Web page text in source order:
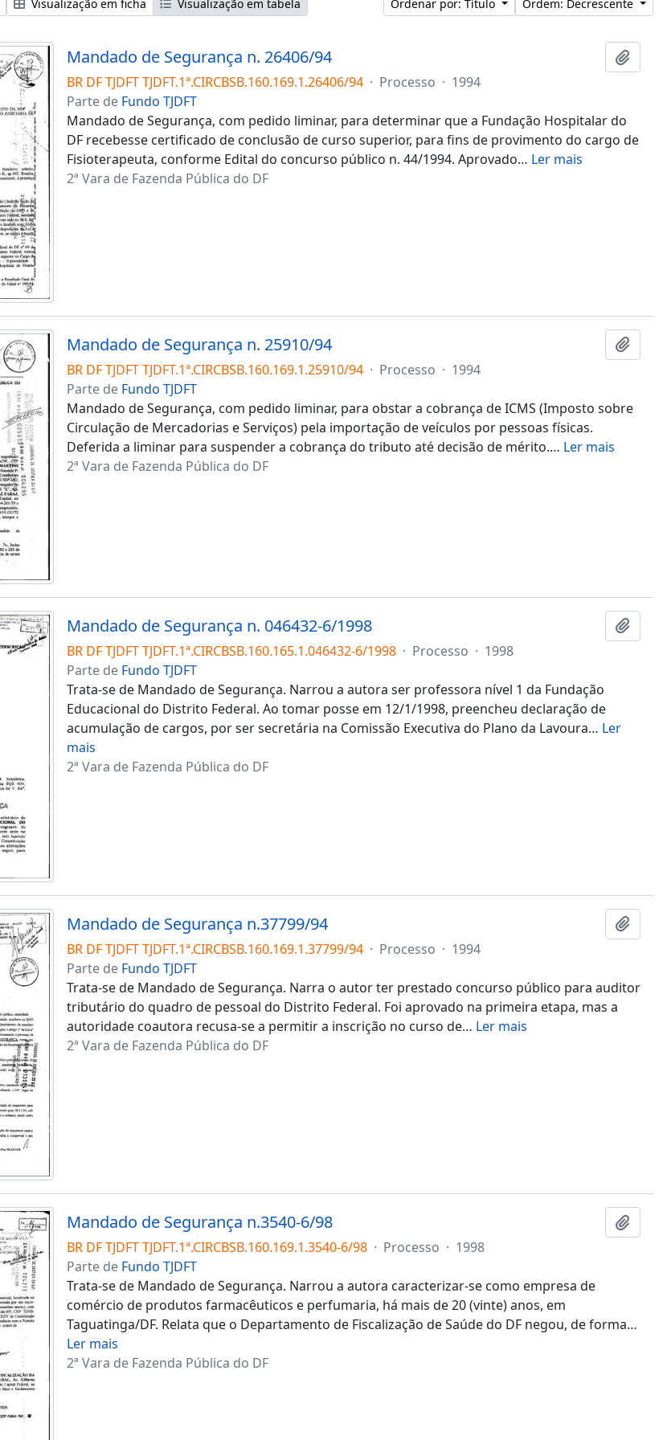
Visualização em ficha Visualização em tabela Ordenar por: Título Ordem: Decrescente
Mandado de Segurança n. 26406/94
BR DF TJDFT TJDFT.1ª.CIRCBSB.160.169.1.26406/94 · Processo · 1994
Parte de Fundo TJDFT
Mandado de Segurança, com pedido liminar, para determinar que a Fundação Hospitalar do
DF recebesse certificado de conclusão de curso superior, para fins de provimento do cargo de
Fisioterapeuta, conforme Edital do concurso público n. 44/1994. Aprovado… Ler mais
2ª Vara de Fazenda Pública do DF
Mandado de Segurança n. 25910/94
BR DF TJDFT TJDFT.1ª.CIRCBSB.160.169.1.25910/94 · Processo · 1994
Parte de Fundo TJDFT
Mandado de Segurança, com pedido liminar, para obstar a cobrança de ICMS (Imposto sobre
Circulação de Mercadorias e Serviços) pela importação de veículos por pessoas físicas.
Deferida a liminar para suspender a cobrança do tributo até decisão de mérito.… Ler mais
2ª Vara de Fazenda Pública do DF
Mandado de Segurança n. 046432-6/1998
BR DF TJDFT TJDFT.1ª.CIRCBSB.160.165.1.046432-6/1998 · Processo · 1998
Parte de Fundo TJDFT
Trata-se de Mandado de Segurança. Narrou a autora ser professora nível 1 da Fundação
Educacional do Distrito Federal. Ao tomar posse em 12/1/1998, preencheu declaração de
acumulação de cargos, por ser secretária na Comissão Executiva do Plano da Lavoura… Ler
mais
2ª Vara de Fazenda Pública do DF
Mandado de Segurança n.37799/94
BR DF TJDFT TJDFT.1ª.CIRCBSB.160.169.1.37799/94 · Processo · 1994
Parte de Fundo TJDFT
Trata-se de Mandado de Segurança. Narra o autor ter prestado concurso público para auditor
tributário do quadro de pessoal do Distrito Federal. Foi aprovado na primeira etapa, mas a
autoridade coautora recusa-se a permitir a inscrição no curso de… Ler mais
2ª Vara de Fazenda Pública do DF
Mandado de Segurança n.3540-6/98
BR DF TJDFT TJDFT.1ª.CIRCBSB.160.169.1.3540-6/98 · Processo · 1998
Parte de Fundo TJDFT
Trata-se de Mandado de Segurança. Narrou a autora caracterizar-se como empresa de
comércio de produtos farmacêuticos e perfumaria, há mais de 20 (vinte) anos, em
Taguatinga/DF. Relata que o Departamento de Fiscalização de Saúde do DF negou, de forma…
Ler mais
2ª Vara de Fazenda Pública do DF